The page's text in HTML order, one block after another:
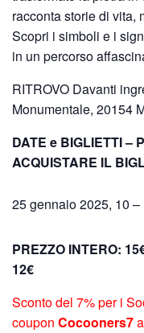
racconta storie di vita,
Scopri i simboli e i
in un percorso
RITROVO Davanti
Monumentale, 20154
DATE e BIGLIETTI –
ACQUISTARE IL
25 gennaio 2025, 10 –
PREZZO INTERO:
12€
Sconto del 7% per i
coupon Cocooners7